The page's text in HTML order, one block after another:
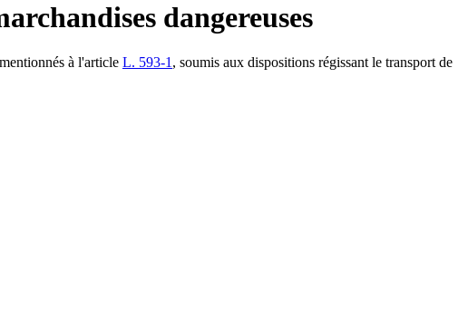
dangereuses
à l'article L. 593-1 , soumis aux dispositions régissant le transport de